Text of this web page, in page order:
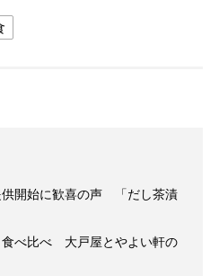
供開始に歓喜の声 「だし茶漬
食べ比べ 大戸屋とやよい軒の